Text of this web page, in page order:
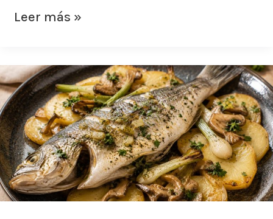
Leer más »
Lubina
al
horno
con
patatas
y
ajos
tiernos